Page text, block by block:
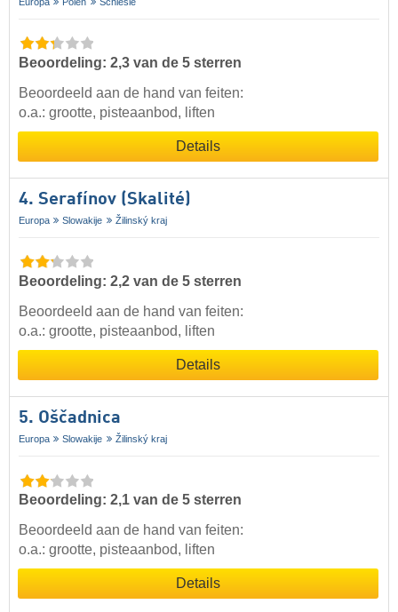
Beoordeling: 2,3 van de 5 sterren
Beoordeeld aan de hand van feiten:
o.a.: grootte, pisteaanbod, liften
Details
4. Serafínov (Skalité)
Europa Slowakije Žilinský kraj
Beoordeling: 2,2 van de 5 sterren
Beoordeeld aan de hand van feiten:
o.a.: grootte, pisteaanbod, liften
Details
5. Oščadnica
Europa Slowakije Žilinský kraj
Beoordeling: 2,1 van de 5 sterren
Beoordeeld aan de hand van feiten:
o.a.: grootte, pisteaanbod, liften
Details